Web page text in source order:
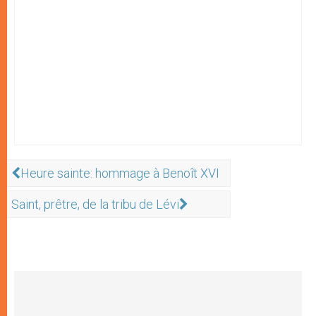
Heure sainte: hommage à Benoît XVI
Saint, prêtre, de la tribu de Lévi